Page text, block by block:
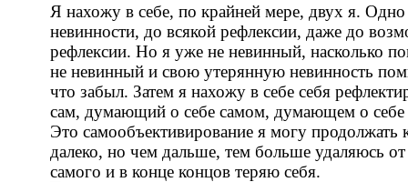
Я нахожу в себе, по крайней мере, двух я.
невинности, до всякой рефлексии, даже до
рефлексии. Но я уже не невинный, насколько
не невинный и свою утерянную невинность
что забыл. Затем я нахожу в себе себя
сам, думающий о себе самом, думающем о
Это самообъективирование я могу продолжать
далеко, но чем дальше, тем больше удаляюсь от
самого и в конце концов теряю себя.